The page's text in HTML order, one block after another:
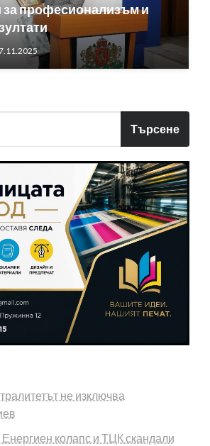
за професионализъм и
Търсене
не изключва
Енергиен колапс и ТЦК скандали